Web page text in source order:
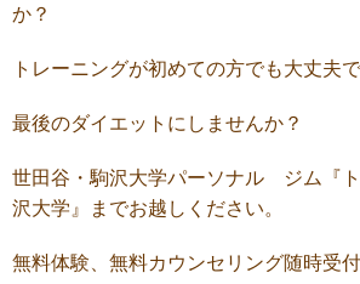
か？
トレーニングが初めての方でも大丈夫で
最後のダイエットにしませんか？
世田谷・駒沢大学パーソナル ジム『
沢大学』までお越しください。
無料体験、無料カウンセリング随時受